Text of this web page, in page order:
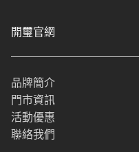
開璽官網
品牌簡介
門市資訊
活動優惠
聯絡我們